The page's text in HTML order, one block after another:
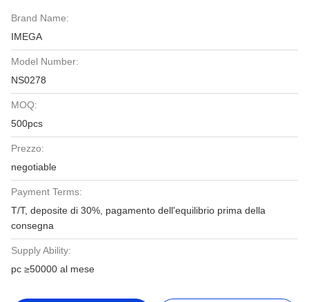
Brand Name:
IMEGA
Model Number:
NS0278
MOQ:
500pcs
Prezzo:
negotiable
Payment Terms:
T/T, deposite di 30%, pagamento dell'equilibrio prima della
consegna
Supply Ability:
pc ≥50000 al mese